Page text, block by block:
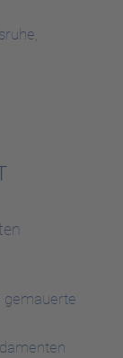
gemauerte